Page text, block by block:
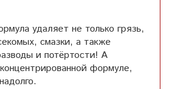
удаляет не только грязь,
смазки, а также
и потёртости! А
формуле,